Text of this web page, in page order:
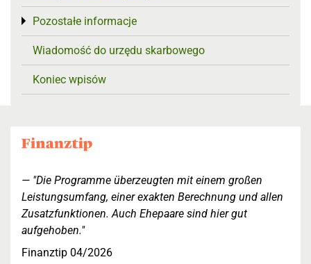
Pozostałe informacje
Toggle menu
Wiadomość do urzędu skarbowego
Koniec wpisów
"Die Programme überzeugten mit einem großen
Leistungsumfang, einer exakten Berechnung und allen
Zusatzfunktionen. Auch Ehepaare sind hier gut
aufgehoben."
Finanztip 04/2026